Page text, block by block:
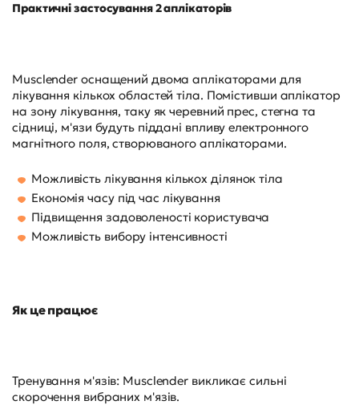
Практичні застосування 2 аплікаторів
Musclender оснащений двома аплікаторами для
лікування кількох областей тіла. Помістивши аплікатор
на зону лікування, таку як черевний прес, стегна та
сідниці, м'язи будуть піддані впливу електронного
магнітного поля, створюваного аплікаторами.
Можливість лікування кількох ділянок тіла
Економія часу під час лікування
Підвищення задоволеності користувача
Можливість вибору інтенсивності
Як це працює
Тренування м'язів: Musclender викликає сильні
скорочення вибраних м'язів.